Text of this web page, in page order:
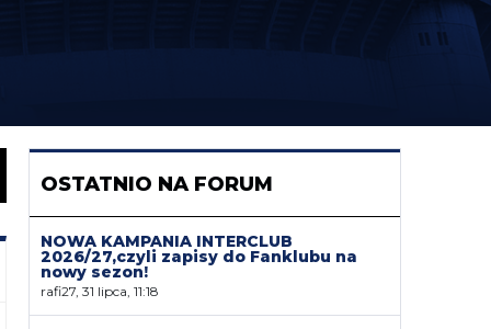
OSTATNIO NA FORUM
NOWA KAMPANIA INTERCLUB
2026/27,czyli zapisy do Fanklubu na
nowy sezon!
rafi27, 31 lipca, 11:18